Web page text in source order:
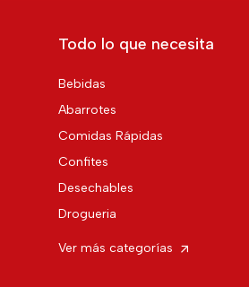
Todo lo que necesita
Bebidas
Abarrotes
Comidas Rápidas
Confites
Desechables
Drogueria
Ver más categorías